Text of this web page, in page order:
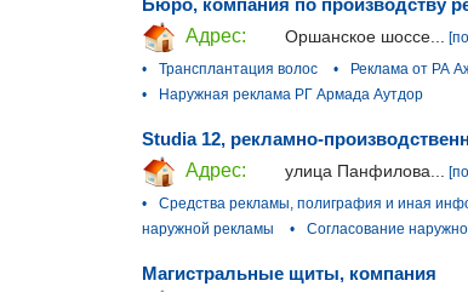
Бюро, компания по производству
Адрес:
Оршанское шоссе...
•
Трансплантация волос • Реклама от РА
•
Наружная реклама РГ Армада Аутдор
Studia 12, рекламно-
Адрес:
улица Панфилова...
•
Средства рекламы, полиграфия и иная
наружной рекламы
• Согласование
Магистральные щиты, компания